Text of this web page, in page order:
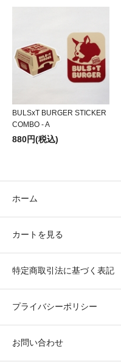
BULSxT BURGER STICKER
COMBO - A
880円(税込)
ホーム
カートを見る
特定商取引法に基づく表記
プライバシーポリシー
お問い合わせ